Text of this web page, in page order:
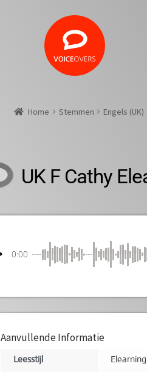
Home Stemmen Engels (UK)
UK F Cathy
0:00
Aanvullende Informatie
Leesstijl
Elearning